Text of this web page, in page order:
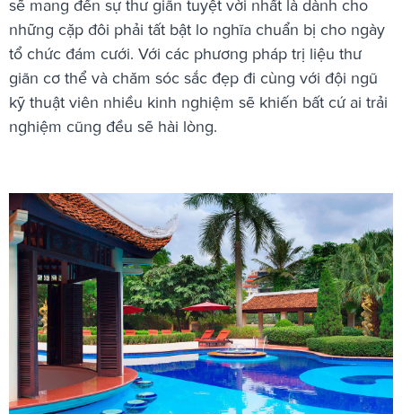
sẽ mang đến sự thư giãn tuyệt vời nhất là dành cho
những cặp đôi phải tất bật lo nghĩa chuẩn bị cho ngày
tổ chức đám cưới. Với các phương pháp trị liệu thư
giãn cơ thể và chăm sóc sắc đẹp đi cùng với đội ngũ
kỹ thuật viên nhiều kinh nghiệm sẽ khiến bất cứ ai trải
nghiệm cũng đều sẽ hài lòng.